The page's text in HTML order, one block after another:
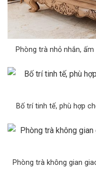
Phòng trà nhỏ nhắn,
Bố trí tinh tế, phù hợp
Phòng trà không gian